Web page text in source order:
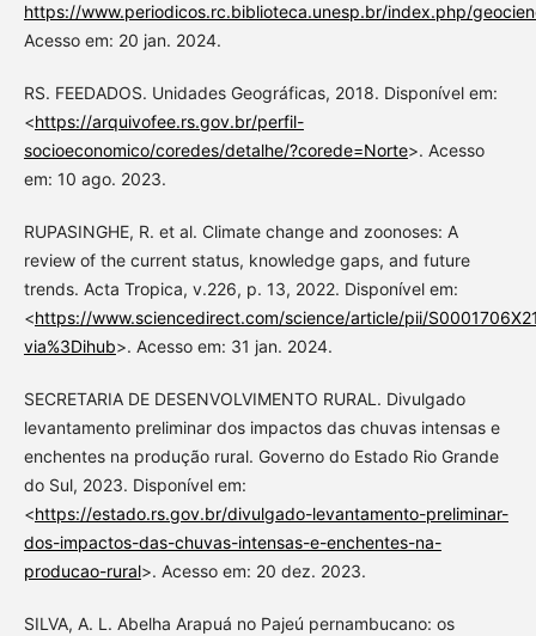
https://www.periodicos.rc.biblioteca.unesp.br/index.php/
Acesso em: 20 jan. 2024.
RS. FEEDADOS. Unidades Geográficas, 2018. Disponível em:
<https://arquivofee.rs.gov.br/perfil-
socioeconomico/coredes/detalhe/?corede=Norte>. Acesso
em: 10 ago. 2023.
RUPASINGHE, R. et al. Climate change and zoonoses: A
review of the current status, knowledge gaps, and future
trends. Acta Tropica, v.226, p. 13, 2022. Disponível em:
<https://www.sciencedirect.com/science/article/pii/
via%3Dihub>. Acesso em: 31 jan. 2024.
SECRETARIA DE DESENVOLVIMENTO RURAL. Divulgado
levantamento preliminar dos impactos das chuvas intensas e
enchentes na produção rural. Governo do Estado Rio Grande
do Sul, 2023. Disponível em:
<https://estado.rs.gov.br/divulgado-levantamento-preliminar-
dos-impactos-das-chuvas-intensas-e-enchentes-na-
producao-rural>. Acesso em: 20 dez. 2023.
SILVA, A. L. Abelha Arapuá no Pajeú pernambucano: os